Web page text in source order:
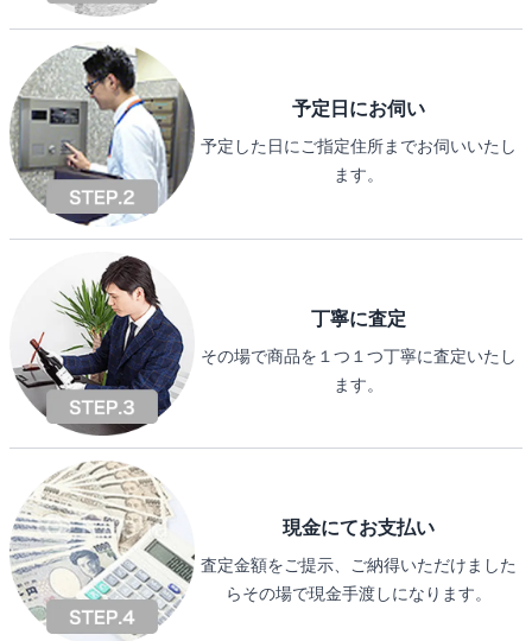
予定日にお伺い
予定した日にご指定住所までお伺いいたし
ます。
丁寧に査定
その場で商品を１つ１つ丁寧に査定いたし
ます。
現金にてお支払い
査定金額をご提示、ご納得いただけました
らその場で現金手渡しになります。